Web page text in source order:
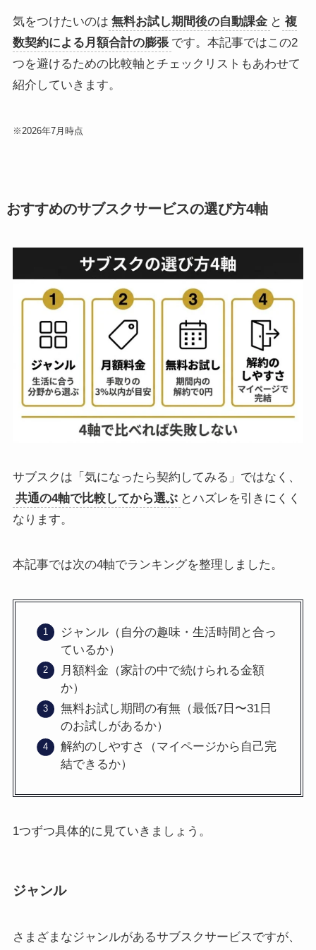
気をつけたいのは 無料お試し期間後の自動課金 と 複
数契約による月額合計の膨張 です。本記事ではこの2
つを避けるための比較軸とチェックリストもあわせて
紹介していきます。
※2026年7月時点
おすすめのサブスクサービスの選び方4軸
サブスクは「気になったら契約してみる」ではなく、
共通の4軸で比較してから選ぶ とハズレを引きにくく
なります。
本記事では次の4軸でランキングを整理しました。
ジャンル（自分の趣味・生活時間と合っ
ているか）
月額料金（家計の中で続けられる金額
か）
無料お試し期間の有無（最低7日〜31日
のお試しがあるか）
解約のしやすさ（マイページから自己完
結できるか）
1つずつ具体的に見ていきましょう。
ジャンル
さまざまなジャンルがあるサブスクサービスですが、